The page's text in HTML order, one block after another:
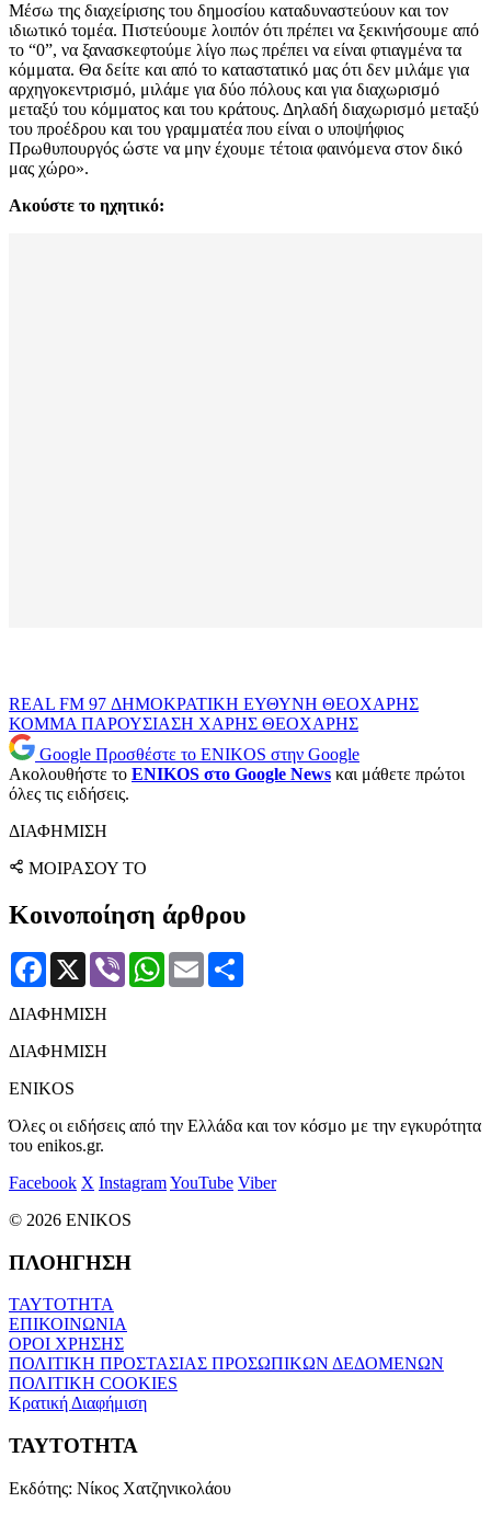
Μέσω της διαχείρισης του δημοσίου καταδυναστεύουν και τον
ιδιωτικό τομέα. Πιστεύουμε λοιπόν ότι πρέπει να ξεκινήσουμε από
το “0”, να ξανασκεφτούμε λίγο πως πρέπει να είναι φτιαγμένα τα
κόμματα. Θα δείτε και από το καταστατικό μας ότι δεν μιλάμε για
αρχηγοκεντρισμό, μιλάμε για δύο πόλους και για διαχωρισμό
μεταξύ του κόμματος και του κράτους. Δηλαδή διαχωρισμό μεταξύ
του προέδρου και του γραμματέα που είναι ο υποψήφιος
Πρωθυπουργός ώστε να μην έχουμε τέτοια φαινόμενα στον δικό
μας χώρο».
Ακούστε το ηχητικό:
REAL FM 97 ΔΗΜΟΚΡΑΤΙΚΗ ΕΥΘΥΝΗ ΘΕΟΧΑΡΗΣ
ΚΟΜΜΑ ΠΑΡΟΥΣΙΑΣΗ ΧΑΡΗΣ ΘΕΟΧΑΡΗΣ
Google Προσθέστε το ENIKOS στην Google
Ακολουθήστε το ENIKOS στο Google News και μάθετε πρώτοι
όλες τις ειδήσεις.
ΔΙΑΦΗΜΙΣΗ
ΜΟΙΡΑΣΟΥ ΤΟ
Κοινοποίηση άρθρου
Facebook
X Viber WhatsApp
Email
ΔΙΑΦΗΜΙΣΗ
ΔΙΑΦΗΜΙΣΗ
ENIKOS
Όλες οι ειδήσεις από την Ελλάδα και τον κόσμο με την εγκυρότητα
του enikos.gr.
Facebook X InstagramYouTube Viber
© 2026 ENIKOS
ΠΛΟΗΓΗΣΗ
ΤΑΥΤΟΤΗΤΑ
ΕΠΙΚΟΙΝΩΝΙΑ
ΟΡΟΙ ΧΡΗΣΗΣ
ΠΟΛΙΤΙΚΗ ΠΡΟΣΤΑΣΙΑΣ ΠΡΟΣΩΠΙΚΩΝ ΔΕΔΟΜΕΝΩΝ
ΠΟΛΙΤΙΚΗ COOKIES
Κρατική Διαφήμιση
ΤΑΥΤΟΤΗΤΑ
Εκδότης: Νίκος Χατζηνικολάου